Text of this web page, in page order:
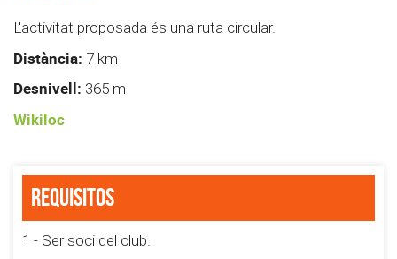
L'activitat proposada és una ruta circular.
Distància: 7 km
Desnivell: 365 m
Wikiloc
Requisitos
1 - Ser soci del club.